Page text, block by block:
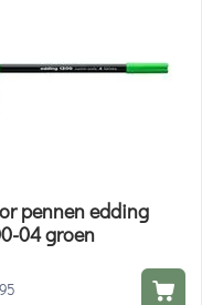
pennen edding
04 groen
95